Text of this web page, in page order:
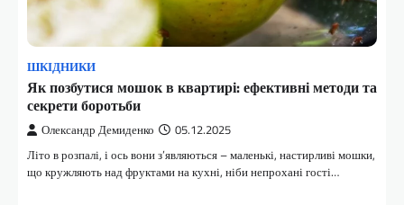
ШКІДНИКИ
Як позбутися мошок в квартирі: ефективні методи та
секрети боротьби
Олександр Демиденко 05.12.2025
Літо в розпалі, і ось вони з’являються – маленькі, настирливі мошки,
що кружляють над фруктами на кухні, ніби непрохані гості…